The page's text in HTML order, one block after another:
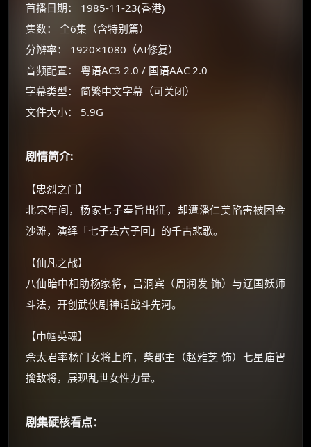
首播日期： 1985-11-23(香港)
集数： 全6集（含特别篇）
分辨率： 1920×1080（AI修复）
音频配置： 粤语AC3 2.0 / 国语AAC 2.0
字幕类型： 简繁中文字幕（可关闭）
文件大小： 5.9G
剧情简介:
【忠烈之门】
北宋年间，杨家七子奉旨出征，却遭潘仁美陷害被困金
沙滩，演绎「七子去六子回」的千古悲歌。
【仙凡之战】
八仙暗中相助杨家将，吕洞宾（周润发 饰）与辽国妖师
斗法，开创武侠剧神话战斗先河。
【巾帼英魂】
佘太君率杨门女将上阵，柴郡主（赵雅芝 饰）七星庙智
擒敌将，展现乱世女性力量。
剧集硬核看点：
🧧 福利领取站
☕
优惠券、活动红包，每日可领。